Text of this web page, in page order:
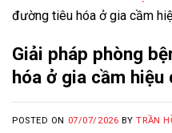
đường tiêu hóa ở gia cầm
Giải pháp phòng
hóa ở gia cầm hiệu
POSTED ON 07/07/2026 BYTRẦN